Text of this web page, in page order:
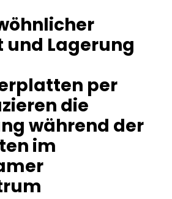
registrieren
und Lagerung
per
die
während der
im